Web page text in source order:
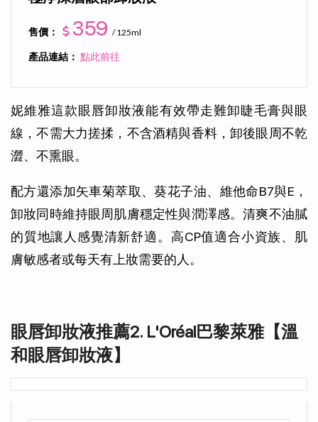
售價： 359 / 125ml
產品連結： 點此前往
妮維雅這款眼唇卸妝液能有效帶走難卸睫毛膏與眼
線，不需大力搓揉，不含酒精與香料，卸後眼周不乾
澀、不熏眼。
配方還添加矢車菊萃取、葵花子油、維他命B7與E，
卸妝同時維持眼周肌膚穩定性與潤澤感。清爽不油膩
的質地讓人感覺清新舒適。高CP值適合小資族、肌
膚敏感者或每天有上妝需要的人。
眼唇卸妝液推薦2. L'Oréal巴黎萊雅【溫
和眼唇卸妝液】